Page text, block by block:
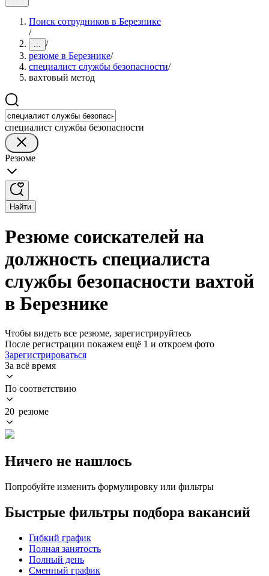
Поиск сотрудников в Березнике
/
... /
резюме в Березнике/
специалист службы безопасности/
вахтовый метод
специалист службы безопасности
Резюме
Найти
Резюме соискателей на
должность специалиста
службы безопасности вахтой
в Березнике
Чтобы видеть все резюме, зарегистрируйтесь
После регистрации покажем ещё 1 и откроем фото
Зарегистрироваться
За всё время
По соответствию
20 резюме
Ничего не нашлось
Попробуйте изменить формулировку или фильтры
Быстрые фильтры подбора вакансий
Гибкий график
Полная занятость
Полный день
Сменный график